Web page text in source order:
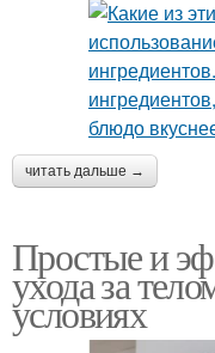
читать дальше →
Простые и
ухода за
условиях